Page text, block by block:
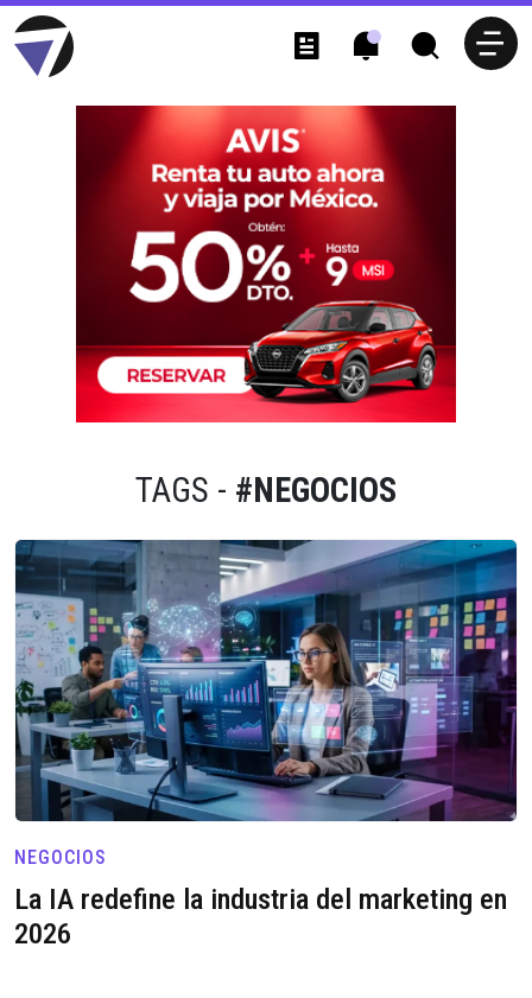
TAGS - #NEGOCIOS
NEGOCIOS
La IA redefine la industria del marketing en
2026